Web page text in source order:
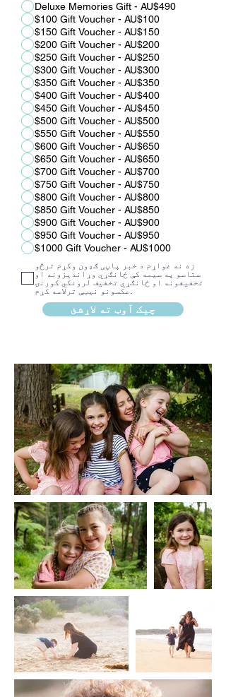
Deluxe Memories Gift - AU$490
$100 Gift Voucher - AU$100
$150 Gift Voucher - AU$150
$200 Gift Voucher - AU$200
$250 Gift Voucher - AU$250
$300 Gift Voucher - AU$300
$350 Gift Voucher - AU$350
$400 Gift Voucher - AU$400
$450 Gift Voucher - AU$450
$500 Gift Voucher - AU$500
$550 Gift Voucher - AU$550
$600 Gift Voucher - AU$650
$650 Gift Voucher - AU$650
$700 Gift Voucher - AU$700
$750 Gift Voucher - AU$750
$800 Gift Voucher - AU$800
$850 Gift Voucher - AU$850
$900 Gift Voucher - AU$900
$950 Gift Voucher - AU$950
$1000 Gift Voucher - AU$1000
زه نه غواړم د خبر پاڼی ګډون وکړم ترڅو
ستاسو په سیمه کې ځانګړي وړاندیزونه او
تخفیفونه او ځانګړي تخفیف لرونکي کورنۍ
عکسونو نیټې ترلاسه کړم.
چیک آوټ ته لاړشئ